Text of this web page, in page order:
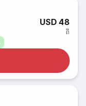
USD 48
ពី